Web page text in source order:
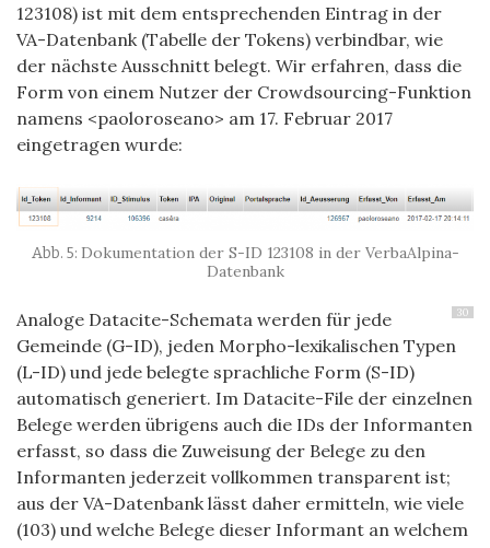
123108) ist mit dem entsprechenden Eintrag in der
VA-Datenbank (Tabelle der Tokens) verbindbar, wie
der nächste Ausschnitt belegt. Wir erfahren, dass die
Form von einem Nutzer der Crowdsourcing-Funktion
namens <paoloroseano> am 17. Februar 2017
eingetragen wurde:
Dokumentation der S-ID 123108 in der VerbaAlpina-
Datenbank
30
Analoge Datacite-Schemata werden für jede
Gemeinde (G-ID), jeden Morpho-lexikalischen Typen
(L-ID) und jede belegte sprachliche Form (S-ID)
automatisch generiert. Im Datacite-File der einzelnen
Belege werden übrigens auch die IDs der Informanten
erfasst, so dass die Zuweisung der Belege zu den
Informanten jederzeit vollkommen transparent ist;
aus der VA-Datenbank lässt daher ermitteln, wie viele
(103) und welche Belege dieser Informant an welchem